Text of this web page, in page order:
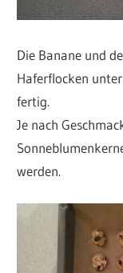
Die Banane und
Haferflocken
fertig.
Je nach
werden.